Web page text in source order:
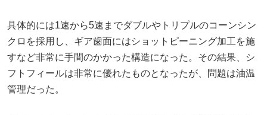
具体的には1速から5速までダブルやトリプルのコーンシン
クロを採用し、ギア歯面にはショットピーニング加工を施
すなど非常に手間のかかった構造になった。その結果、シ
フトフィールは非常に優れたものとなったが、問題は油温
管理だった。